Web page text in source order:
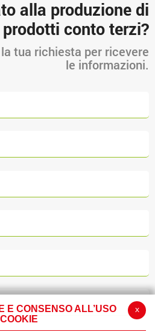
alla produzione di
prodotti conto terzi?
tua richiesta per ricevere
le informazioni.
x
E CONSENSO ALL’USO